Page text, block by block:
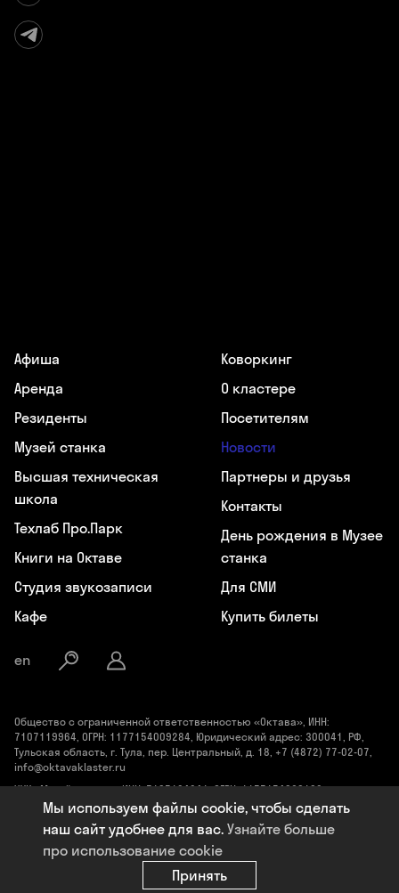
Афиша
Аренда
Резиденты
Музей станка
Высшая техническая
школа
Техлаб Про.Парк
Книги на Октаве
Студия звукозаписи
Кафе
Коворкинг
О кластере
Посетителям
Новости
Партнеры и друзья
Контакты
День рождения в Музее
станка
Для СМИ
Купить билеты
en
Общество с ограниченной ответственностью «Октава», ИНН:
7107119964, ОГРН: 1177154009284, Юридический адрес: 300041, РФ,
Тульская область, г. Тула, пер. Центральный, д. 18, +7 (4872) 77-02-07,
info@oktavaklaster.ru
ЧУК «Музей станка», ИНН: 7107124241, ОГРН: 1177154030162,
Юридический адрес: 300041, Тульская область, г. Тула, пер.
Центральный, д. 18, +7 (991) 414-00-98, info@oktavaklaster.ru
Политика обработки персональных данных
Мы используем файлы cookie, чтобы сделать
наш сайт удобнее для вас. Узнайте больше
про использование cookie
Принять